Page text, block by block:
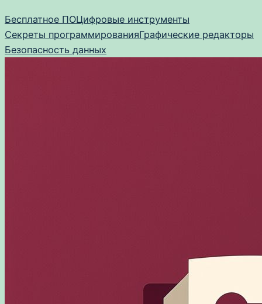
к
содержимому
Бесплатное ПОЦифровые инструменты
Секреты программированияГрафические редакторы
Безопасность данных